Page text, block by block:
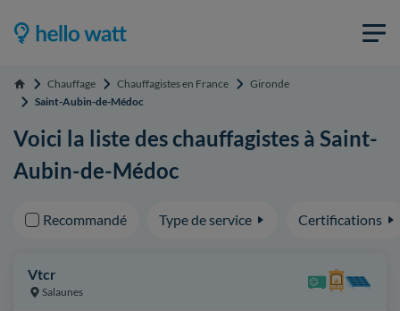
Accueil Chauffage Chauffagistes en France
Gironde
Saint-Aubin-de-Médoc
Voici la liste des chauffagistes à Saint-
Aubin-de-Médoc
Recommandé Type de service Certifications
Vtcr
Salaunes